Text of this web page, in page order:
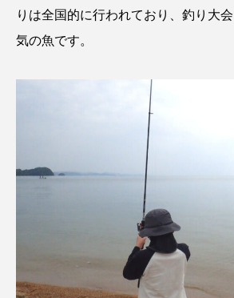
カブトエビ
カワムツ
キュウリエソ
ギンザケ ギンザメ
クジラ
りは全国的に行われており、釣り大
気の魚です。